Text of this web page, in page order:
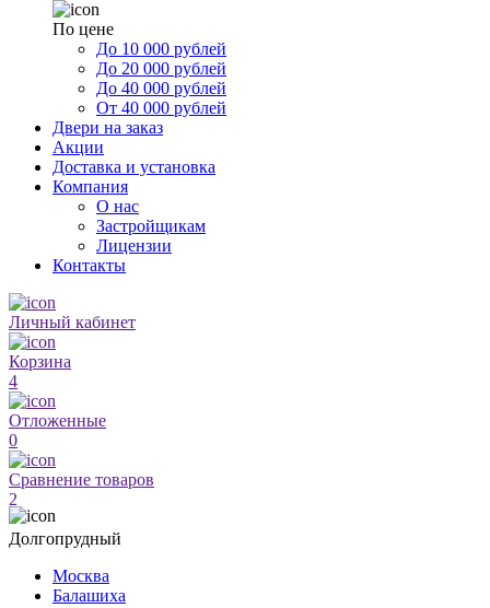
По цене
До 10 000 рублей
До 20 000 рублей
До 40 000 рублей
От 40 000 рублей
Двери на заказ
Акции
Доставка и установка
Компания
О нас
Застройщикам
Лицензии
Контакты
Личный кабинет
Корзина
4
Отложенные
0
Сравнение товаров
2
Долгопрудный
Москва
Балашиха